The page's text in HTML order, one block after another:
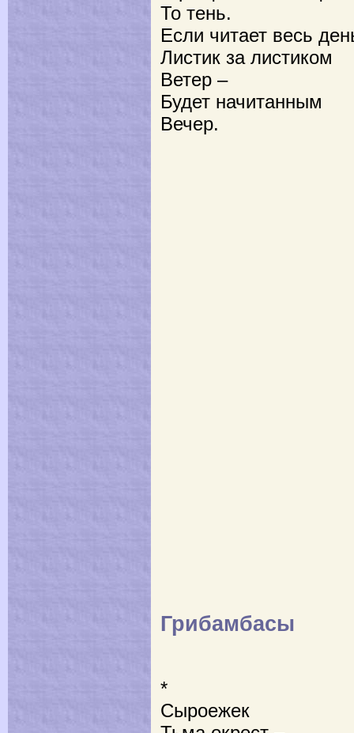
То тень.
Если читает весь
Листик за листиком
Ветер –
Будет начитанным
Вечер.
Грибамбасы
*
Сыроежек